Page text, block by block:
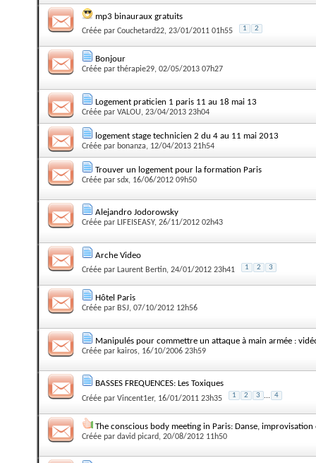
mp3 binauraux gratuits
Créée par Couchetard22, 23/01/2011 01h55 1 2
Bonjour
Créée par thérapie29, 02/05/2013 07h27
Logement praticien 1 paris 11 au 18 mai 13
Créée par VALOU, 23/04/2013 23h04
logement stage technicien 2 du 4 au 11 mai 2013
Créée par bonanza, 12/04/2013 21h54
Trouver un logement pour la formation Paris
Créée par sdx, 16/06/2012 09h50
Alejandro Jodorowsky
Créée par LIFEISEASY, 26/11/2012 02h43
Arche Video
Créée par Laurent Bertin, 24/01/2012 23h41 1 2 3
Hôtel Paris
Créée par BSJ, 07/10/2012 12h56
Manipulés pour commettre un attaque à main armée :
Créée par kairos, 16/10/2006 23h59
BASSES FREQUENCES: Les Toxiques
Créée par Vincent1er, 16/01/2011 23h35 1 2 3 ... 4
The conscious body meeting in Paris: Danse, improvisation
Créée par david picard, 20/08/2012 11h50